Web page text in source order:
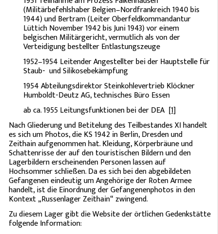
(Militärbefehlshaber Belgien–Nordfrankreich 1940 bis
1944) und Bertram (Leiter Oberfeldkommandantur
Lüttich November 1942 bis Juni 1943) vor einem
belgischen Militärgericht, vermutlich als von der
Verteidigung bestellter Entlastungszeuge
1952–1954 Leitender Angestellter bei der Hauptstelle für
Staub- und Silikosebekämpfung
1954 Abteilungsdirektor Steinkohlevertrieb Klöckner
Humboldt-Deutz AG, technisches Büro Essen
ab ca. 1955 Leitungsfunktionen bei der DEA [1]
Nach Gliederung und Betitelung des Teilbestandes XI handelt
es sich um Photos, die KS 1942 in Berlin, Dresden und
Zeithain aufgenommen hat. Kleidung, Körperbräune und
Schattenrisse der auf den touristischen Bildern und den
Lagerbildern erscheinenden Personen lassen auf
Hochsommer schließen. Da es sich bei den abgebildeten
Gefangenen eindeutig um Angehörige der Roten Armee
handelt, ist die Einordnung der Gefangenenphotos in den
Kontext „Russenlager Zeithain“ zwingend.
Zu diesem Lager gibt die Website der örtlichen Gedenkstätte
folgende Information: